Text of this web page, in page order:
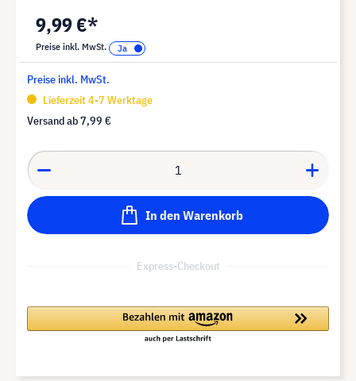
9,99 €*
Preise inkl. MwSt.
Preise inkl. MwSt.
Lieferzeit 4-7 Werktage
Versand ab7,99 €
In den Warenkorb
Express-Checkout